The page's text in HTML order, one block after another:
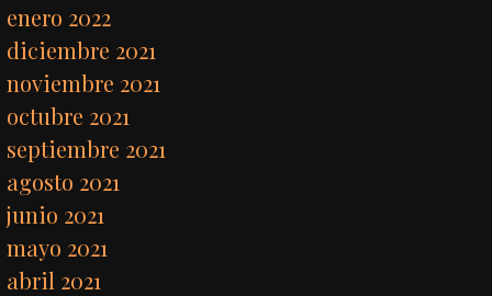
enero 2022
diciembre 2021
noviembre 2021
octubre 2021
septiembre 2021
agosto 2021
junio 2021
mayo 2021
abril 2021